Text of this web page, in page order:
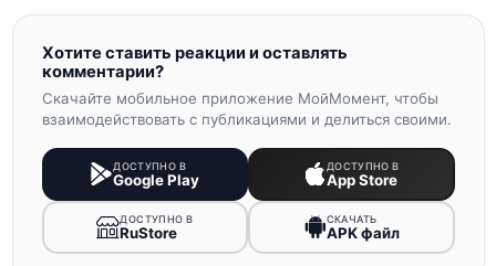
Хотите ставить реакции и оставлять
комментарии?
Скачайте мобильное приложение МойМомент, чтобы
взаимодействовать с публикациями и делиться своими.
ДОСТУПНО В
Google Play
ДОСТУПНО В
App Store
ДОСТУПНО В
RuStore
СКАЧАТЬ
APK файл